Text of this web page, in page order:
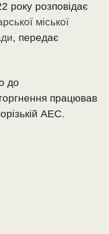
року розповідає
міської
, передає
до
працював
АЕС.